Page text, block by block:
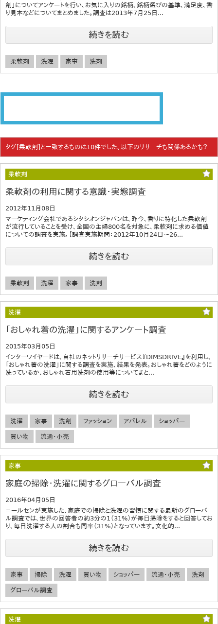
剤」についてアンケートを行い、お気に入りの銘柄、銘柄選びの基準、満足度、香
り見本などについてまとめました。調査は2013年7月25日...
続きを読む
柔軟剤 洗濯 家事 洗剤
タグ[柔軟剤]と一致するものは10件でした。以下のリサーチも関係あるかも？
柔軟剤
柔軟剤の利用に関する意識・実態調査
2012年11月08日
マーケティング会社であるシタシオンジャパンは、昨今、香りに特化した柔軟剤
が流行していることを受け、全国の主婦800名を対象に、柔軟剤に求める価値
についての調査を実施。【調査実施期間：2012年10月24日～26...
続きを読む
柔軟剤 洗濯 家事 洗剤
洗濯
「おしゃれ着の洗濯」に関するアンケート調査
2015年03月05日
インターワイヤードは、自社のネットリサーチサービス『DIMSDRIVE』を利用し、
「おしゃれ着の洗濯」に関する調査を実施、結果を発表。おしゃれ着をどのように
洗っているか、おしゃれ着用洗剤の使用等についてまと...
続きを読む
洗濯 家事 洗剤 ファッション アパレル ショッパー
買い物 流通・小売
家事
家庭の掃除・洗濯に関するグローバル調査
2016年04月05日
ニールセンが実施した、家庭での掃除と洗濯の習慣に関する最新のグローバ
ル調査では、世界の回答者の約3分の1（31%）が毎日掃除をすると回答してお
り、毎日洗濯する人の割合も同率（31%）となっています。文化的...
続きを読む
家事 掃除 洗濯 買い物 ショッパー 流通・小売 洗剤
グローバル調査
洗濯